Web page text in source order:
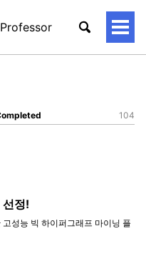
Professor
토
104
정!
성능 빅 하이퍼그래프 마이닝 플